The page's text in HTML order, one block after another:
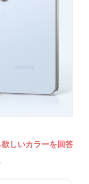
しいカラーを回答